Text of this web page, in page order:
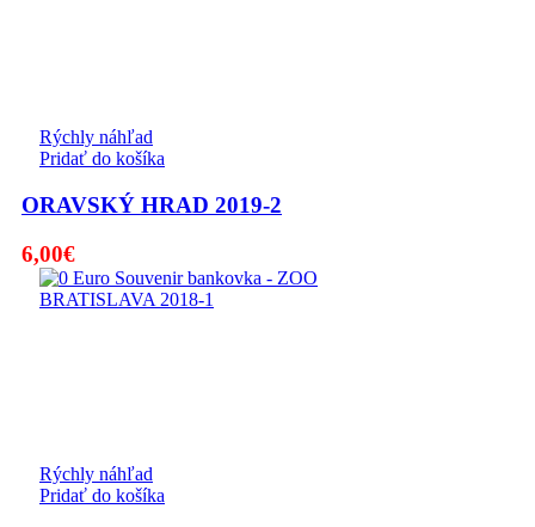
Rýchly náhľad
Pridať do košíka
ORAVSKÝ HRAD 2019-2
6,00€
Rýchly náhľad
Pridať do košíka